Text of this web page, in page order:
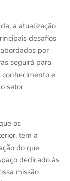
a atualização
desafios
por
seguirá para
e
setor
os
tem a
do que
dedicado às
missão